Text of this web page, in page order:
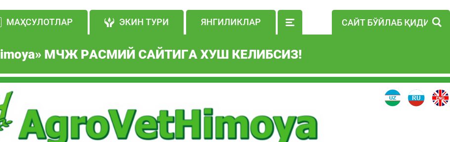
МАҲСУЛОТЛАР ЭКИН ТУРИ ЯНГИЛИКЛАР
imoya» МЧЖ РАСМИЙ САЙТИГА ХУШ КЕЛИБСИЗ!